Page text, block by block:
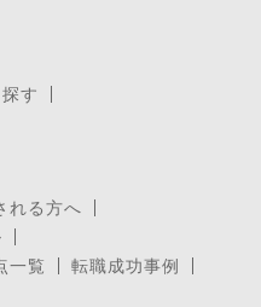
す
れる方へ
一覧
転職成功事例